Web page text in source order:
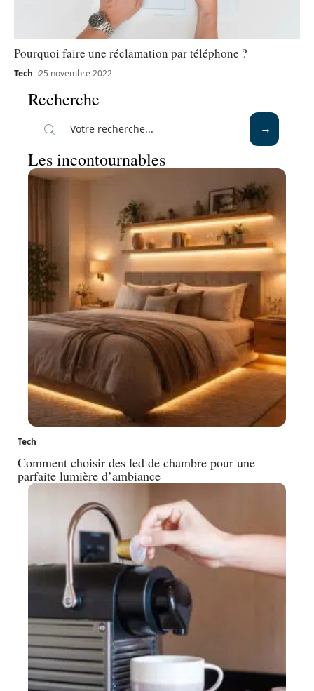
Pourquoi faire une réclamation par téléphone ?
Tech 25 novembre 2022
Recherche
Les incontournables
Tech
Comment choisir des led de chambre pour une
parfaite lumière d’ambiance